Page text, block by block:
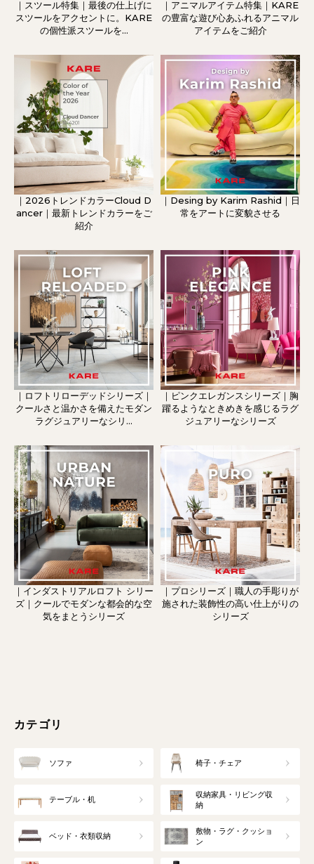
｜スツール特集｜最後の仕上げに
スツールをアクセントに。KARE
の個性派スツールを...
｜アニマルアイテム特集｜KARE
の豊富な遊び心あふれるアニマル
アイテムをご紹介
｜2026トレンドカラーCloud D
ancer｜最新トレンドカラーをご
紹介
｜Desing by Karim Rashid｜日
常をアートに変貌させる
｜ロフトリローデッドシリーズ｜
クールさと温かさを備えたモダン
ラグジュアリーなシリ...
｜ピンクエレガンスシリーズ｜胸
躍るようなときめきを感じるラグ
ジュアリーなシリーズ
｜インダストリアルロフト シリー
ズ｜クールでモダンな都会的な空
気をまとうシリーズ
｜プロシリーズ｜職人の手彫りが
施された装飾性の高い仕上がりの
シリーズ
カテゴリ
ソファ 椅子・チェア
テーブル・机
収納家具・リビング収
納
ベッド・衣類収納
敷物・ラグ・クッショ
ン